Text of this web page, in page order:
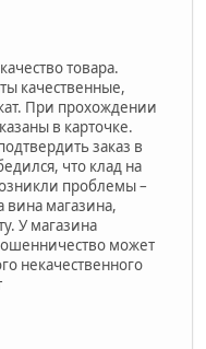
товара.
качественные,
При прохождении
в карточке.
заказ в
что клад на
проблемы –
вина магазина,
У магазина
может
некачественного